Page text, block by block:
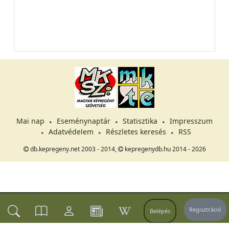
Belépés Regisztráció
Mai nap Eseménynaptár Statisztika
Impresszum
Adatvédelem
Részletes keresés RSS
db.kepregeny.net 2003 - 2014, kepregenydb.hu 2014 - 2026